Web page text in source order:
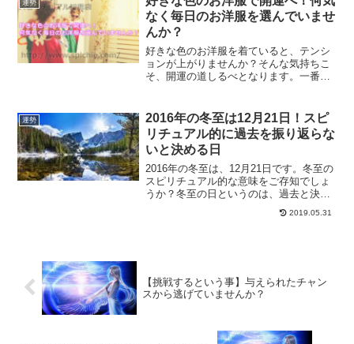
きませんか？
運勢
なく毎日のお洋服を選んでいませ
んか？
好きな色のお洋服を着ていると、テンシ
ョンが上がりませんか？そんな気持ちこ
そ、開運の道しるべとなります。一番大
開運する方法です。
運勢
2016年の冬至は12月21日！スピ
リチュアル的に過去を振り返らな
いと決める日
2016年の冬至は、12月21日です。冬至の
スピリチュアル的な意味をご存知でしょ
うか？冬至の日というのは、過去と決別
する日でもあり、また色々とやるべきこ
とがある日でもあります。冬至の日にス
2019.05.31
【挑戦するという事】与えられたチャン
スから逃げていませんか？